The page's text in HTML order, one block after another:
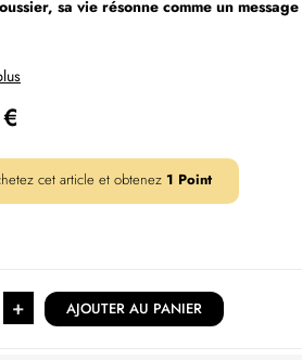
sa vie résonne comme un message
€
cet article et obtenez 1 Point
+ AJOUTER AU PANIER